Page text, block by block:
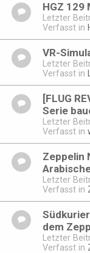
HGZ 129
Letzter
Verfasst in
VR-
Letzter
Verfasst in
[FLUG
Serie
Letzter
Verfasst in
Zeppelin
Letzter
Verfasst in
dem
Letzter
Verfasst in